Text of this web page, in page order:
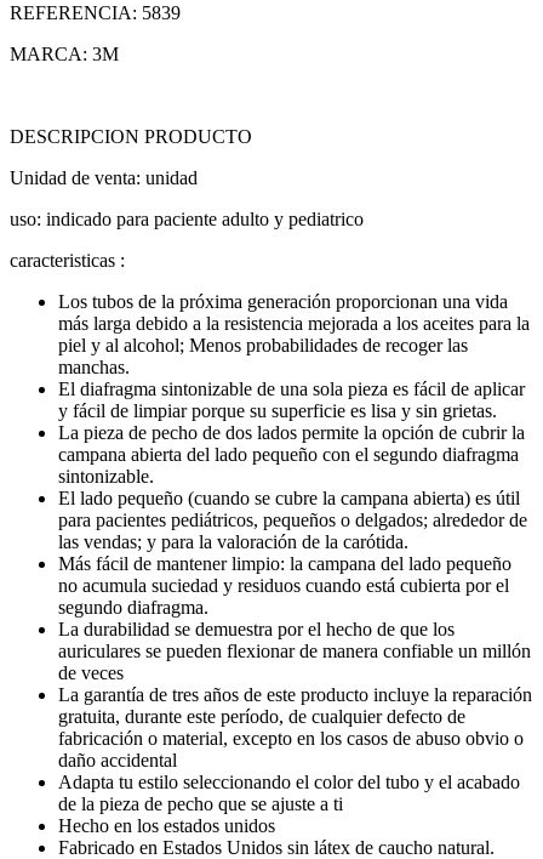
REFERENCIA: 5839
MARCA: 3M
DESCRIPCION PRODUCTO
Unidad de venta: unidad
uso: indicado para paciente adulto y pediatrico
caracteristicas :
Los tubos de la próxima generación proporcionan una vida
más larga debido a la resistencia mejorada a los aceites para la
piel y al alcohol; Menos probabilidades de recoger las
manchas.
El diafragma sintonizable de una sola pieza es fácil de aplicar
y fácil de limpiar porque su superficie es lisa y sin grietas.
La pieza de pecho de dos lados permite la opción de cubrir la
campana abierta del lado pequeño con el segundo diafragma
sintonizable.
El lado pequeño (cuando se cubre la campana abierta) es útil
para pacientes pediátricos, pequeños o delgados; alrededor de
las vendas; y para la valoración de la carótida.
Más fácil de mantener limpio: la campana del lado pequeño
no acumula suciedad y residuos cuando está cubierta por el
segundo diafragma.
La durabilidad se demuestra por el hecho de que los
auriculares se pueden flexionar de manera confiable un millón
de veces
La garantía de tres años de este producto incluye la reparación
gratuita, durante este período, de cualquier defecto de
fabricación o material, excepto en los casos de abuso obvio o
daño accidental
Adapta tu estilo seleccionando el color del tubo y el acabado
de la pieza de pecho que se ajuste a ti
Hecho en los estados unidos
Fabricado en Estados Unidos sin látex de caucho natural.